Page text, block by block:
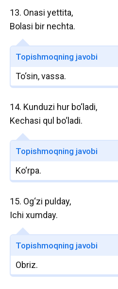
13. Onasi yettita,
Bolasi bir nechta.
Topishmoqning javobi
To‘sin, vassa.
14. Kunduzi hur bo‘ladi,
Kechasi qul bo‘ladi.
Topishmoqning javobi
Ko‘rpa.
15. Og‘zi pulday,
Ichi xumday.
Topishmoqning javobi
Obriz.